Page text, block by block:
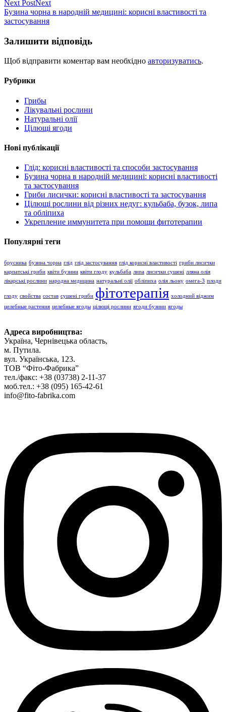
Next PostNext
Бузина чорна в народній медицині: корисні властивості та
застосування
Залишити відповідь
Щоб відправити коментар вам необхідно авторизуватись.
Рубрики
Грибы
Лікувальні рослини
Натуральні олії
Цілющі ягоди
Нові публікації
Глід: корисні властивості та способи застосування
Бузина чорна в народній медицині: корисні властивості
та застосування
Гриби лисички: корисні властивості та застосування
Цілющі рослини від різних недуг: кульбаба, бузок, липа
та обліпиха
Укрепление иммунитета при помощи фитотерапии
Популярні теги
брусника бузина чорна глід глід застосування глід корисні властивості гриби лисички
карпатські гриби квіти бузини квіти глоду кульбаба липа лисички сушені лляна олія
лікарські рослини народна медицина натуральні олії обліпиха олія льону омега-3 плоди
глоду свойства состав сушені гриби фітотерапія холодний віджим
целебные растения целебные ягоды цілющі рослини ягоди бузини ягоды
Адреса виробництва:
Україна, Чернівецька область,
м. Путила.
вул. Українська, 123.
ТОВ “Фіто-Фабрика”
тел./факс: +38 (03738) 2-11-37
моб.тел.: +38 (095) 165-42-61
info@fito-fabrika.com